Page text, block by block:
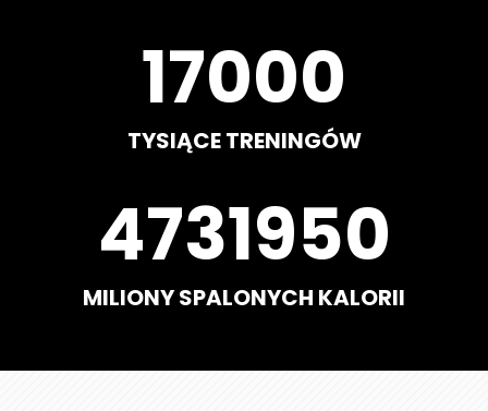
20000
TYSIĄCE TRENINGÓW
5567000
MILIONY SPALONYCH KALORII